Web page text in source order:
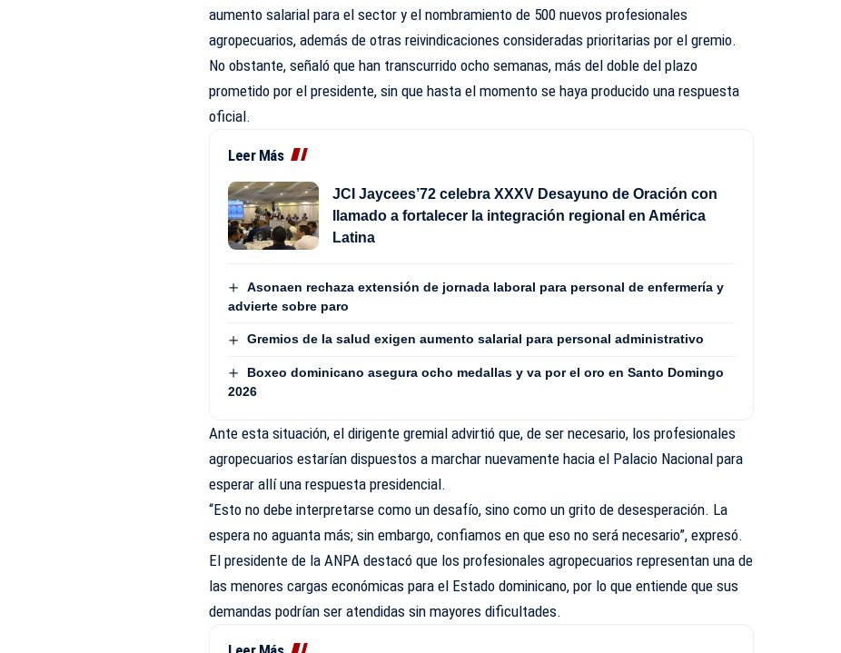
aumento salarial para el sector y el nombramiento de 500 nuevos profesionales
agropecuarios, además de otras reivindicaciones consideradas prioritarias por el gremio.
No obstante, señaló que han transcurrido ocho semanas, más del doble del plazo
prometido por el presidente, sin que hasta el momento se haya producido una respuesta
oficial.
Leer Más
JCI Jaycees’72 celebra XXXV Desayuno de Oración con
llamado a fortalecer la integración regional en América
Latina
Asonaen rechaza extensión de jornada laboral para personal de enfermería y
advierte sobre paro
Gremios de la salud exigen aumento salarial para personal administrativo
Boxeo dominicano asegura ocho medallas y va por el oro en Santo Domingo
2026
Ante esta situación, el dirigente gremial advirtió que, de ser necesario, los profesionales
agropecuarios estarían dispuestos a marchar nuevamente hacia el Palacio Nacional para
esperar allí una respuesta presidencial.
“Esto no debe interpretarse como un desafío, sino como un grito de desesperación. La
espera no aguanta más; sin embargo, confiamos en que eso no será necesario”, expresó.
El presidente de la ANPA destacó que los profesionales agropecuarios representan una de
las menores cargas económicas para el Estado dominicano, por lo que entiende que sus
demandas podrían ser atendidas sin mayores dificultades.